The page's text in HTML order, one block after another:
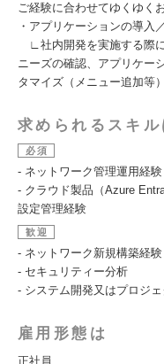
ご経験に合わせてゆくゆく
・アプリケーションの導入
∟社内開発を実施する際
ニーズの確認、アプリケー
タマイズ（メニュー追加等
求められるスキル
必須
- ネットワーク管理運用経験
‐ クラウド製品（Azure
設定管理経験
歓迎
- ネットワーク新規構築経験
- セキュリティー分析
- システム開発又はプロジ
雇用形態は
正社員